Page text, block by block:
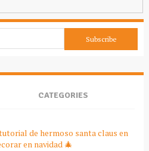
CATEGORIES
de hermoso santa claus en
en navidad 🎄